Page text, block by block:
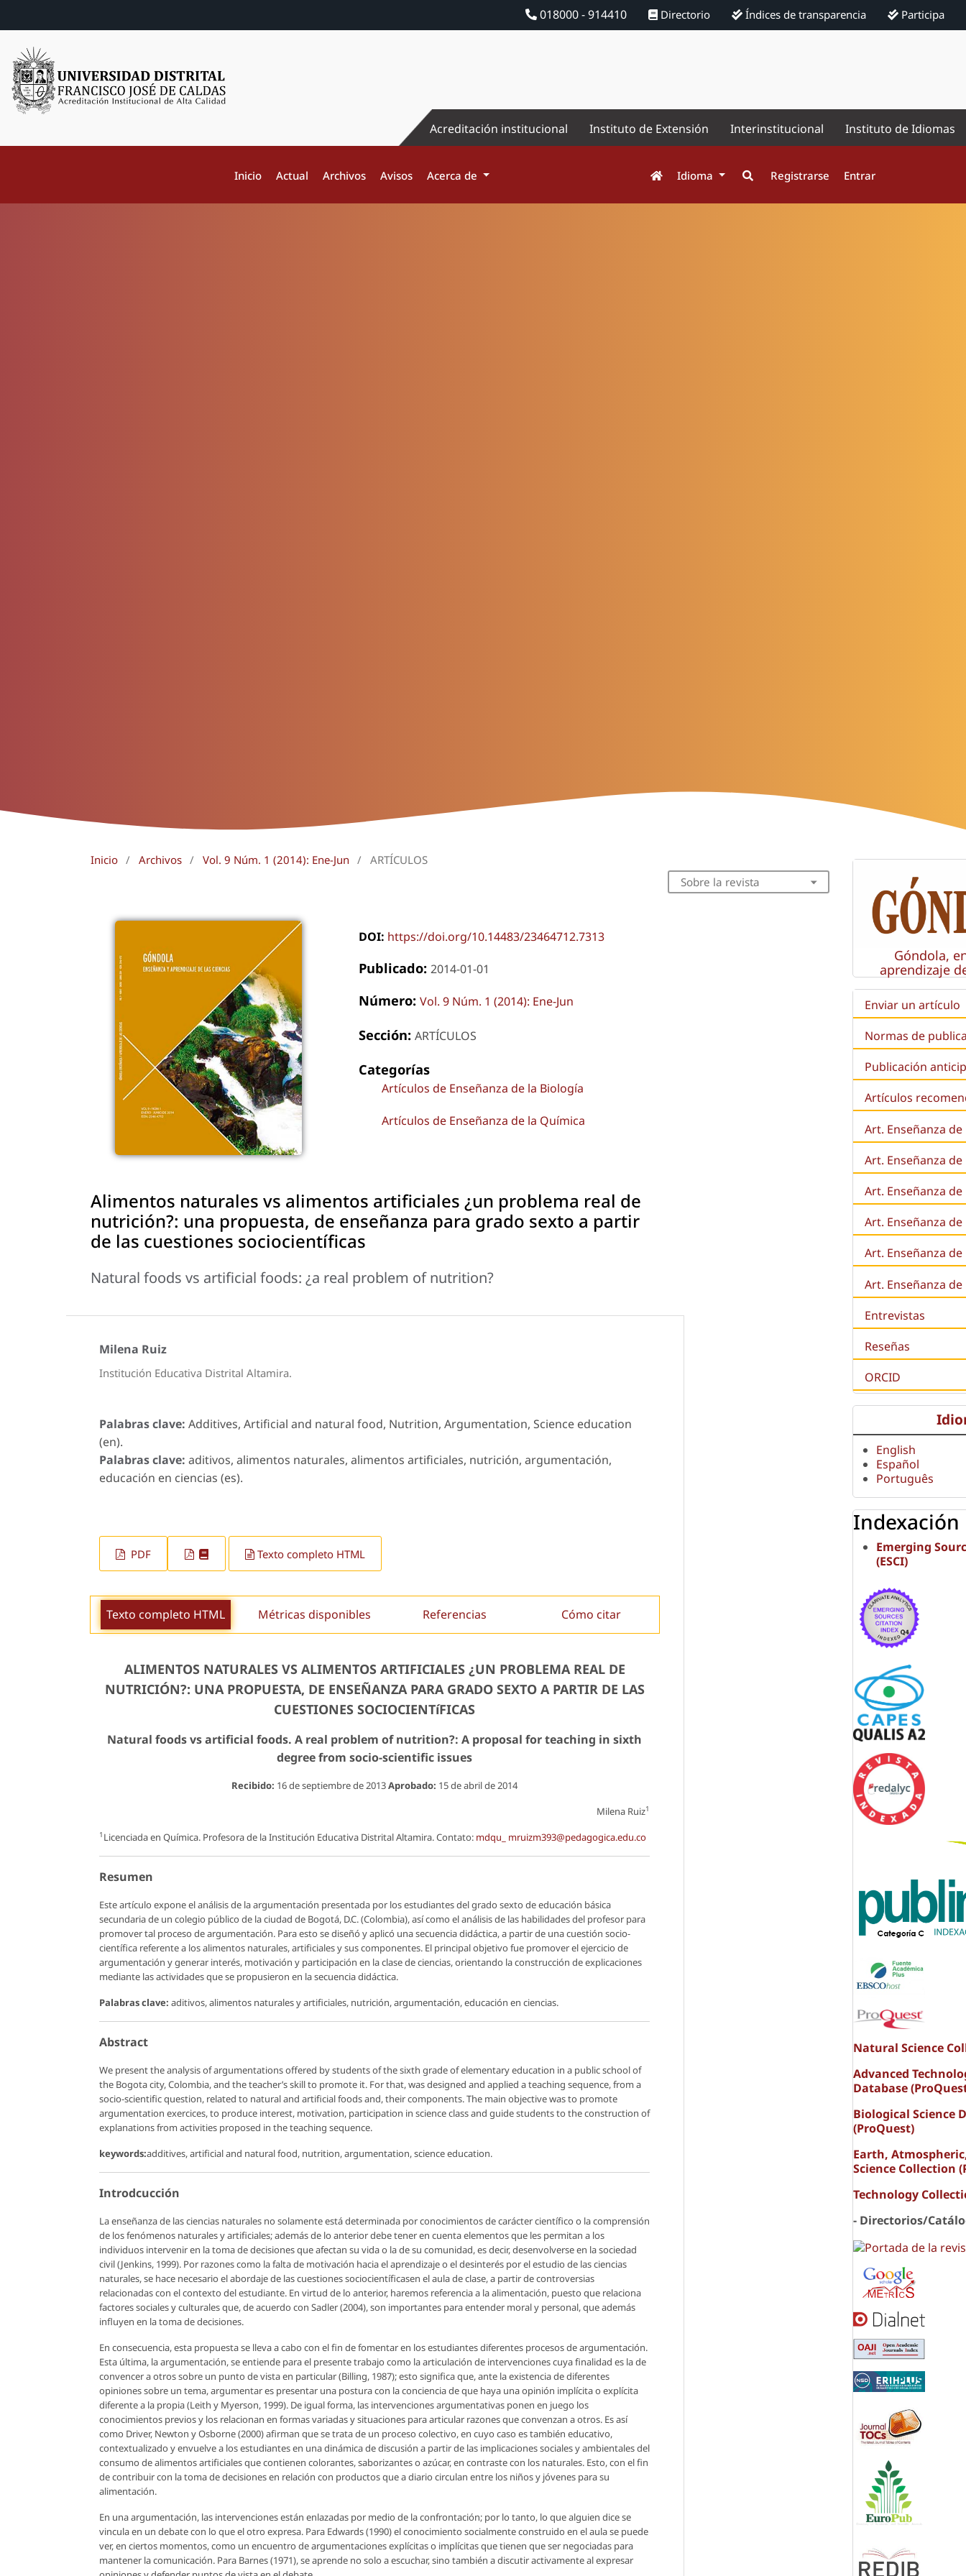
018000 - 914410 Directorio Índices de transparencia Participa
Acreditación institucional Instituto de Extensión Interinstitucional Instituto de Idiomas
Inicio Actual Archivos Avisos Acerca de Idioma Registrarse Entrar
Inicio / Archivos / Vol. 9 Núm. 1 (2014): Ene-Jun / ARTÍCULOS
DOI: https://doi.org/10.14483/23464712.7313
Publicado: 2014-01-01
Número: Vol. 9 Núm. 1 (2014): Ene-Jun
Sección: ARTÍCULOS
Categorías
Artículos de Enseñanza de la Biología
Artículos de Enseñanza de la Química
Alimentos naturales vs alimentos artificiales ¿un problema real de
nutrición?: una propuesta, de enseñanza para grado sexto a partir
de las cuestiones sociocientíficas
Natural foods vs artificial foods: ¿a real problem of nutrition?
Milena Ruiz
Institución Educativa Distrital Altamira.
Palabras clave: Additives, Artificial and natural food, Nutrition, Argumentation, Science education
(en).
Palabras clave: aditivos, alimentos naturales, alimentos artificiales, nutrición, argumentación,
educación en ciencias (es).
PDF Texto completo HTML
Texto completo HTML Métricas disponibles Referencias Cómo citar
ALIMENTOS NATURALES VS ALIMENTOS ARTIFICIALES ¿UN PROBLEMA REAL DE
NUTRICIÓN?: UNA PROPUESTA, DE ENSEÑANZA PARA GRADO SEXTO A PARTIR DE LAS
CUESTIONES SOCIOCIENTíFICAS
Natural foods vs artificial foods. A real problem of nutrition?: A proposal for teaching in sixth
degree from socio-scientific issues
Recibido: 16 de septiembre de 2013Aprobado: 15 de abril de 2014
Milena Ruiz1
1 Licenciada en Química. Profesora de la Institución Educativa Distrital Altamira. Contato: mdqu_ mruizm393@pedagogica.edu.co
Resumen
Este artículo expone el análisis de la argumentación presentada por los estudiantes del grado sexto de educación básica
secundaria de un colegio público de la ciudad de Bogotá, D.C. (Colombia), así como el análisis de las habilidades del profesor para
promover tal proceso de argumentación. Para esto se diseñó y aplicó una secuencia didáctica, a partir de una cuestión socio-
científica referente a los alimentos naturales, artificiales y sus componentes. El principal objetivo fue promover el ejercicio de
argumentación y generar interés, motivación y participación en la clase de ciencias, orientando la construcción de explicaciones
mediante las actividades que se propusieron en la secuencia didáctica.
Palabras clave: aditivos, alimentos naturales y artificiales, nutrición, argumentación, educación en ciencias.
Abstract
We present the analysis of argumentations offered by students of the sixth grade of elementary education in a public school of
the Bogota city, Colombia, and the teacher’s skill to promote it. For that, was designed and applied a teaching sequence, from a
socio-scientific question, related to natural and artificial foods and, their components. The main objective was to promote
argumentation exercices, to produce interest, motivation, participation in science class and guide students to the construction of
explanations from activities proposed in the teaching sequence.
keywords:additives, artificial and natural food, nutrition, argumentation, science education.
Introdcucción
La enseñanza de las ciencias naturales no solamente está determinada por conocimientos de carácter científico o la comprensión
de los fenómenos naturales y artificiales; además de lo anterior debe tener en cuenta elementos que les permitan a los
individuos intervenir en la toma de decisiones que afectan su vida o la de su comunidad, es decir, desenvolverse en la sociedad
civil (Jenkins, 1999). Por razones como la falta de motivación hacia el aprendizaje o el desinterés por el estudio de las ciencias
naturales, se hace necesario el abordaje de las cuestiones sociocientíficasen el aula de clase, a partir de controversias
relacionadas con el contexto del estudiante. En virtud de lo anterior, haremos referencia a la alimentación, puesto que relaciona
factores sociales y culturales que, de acuerdo con Sadler (2004), son importantes para entender moral y personal, que además
influyen en la toma de decisiones.
En consecuencia, esta propuesta se lleva a cabo con el fin de fomentar en los estudiantes diferentes procesos de argumentación.
Esta última, la argumentación, se entiende para el presente trabajo como la articulación de intervenciones cuya finalidad es la de
convencer a otros sobre un punto de vista en particular (Billing, 1987); esto significa que, ante la existencia de diferentes
opiniones sobre un tema, argumentar es presentar una postura con la conciencia de que haya una opinión implícita o explícita
diferente a la propia (Leith y Myerson, 1999). De igual forma, las intervenciones argumentativas ponen en juego los
conocimientos previos y los relacionan en formas variadas y situaciones para articular razones que convenzan a otros. Es así
como Driver, Newton y Osborne (2000) afirman que se trata de un proceso colectivo, en cuyo caso es también educativo,
contextualizado y envuelve a los estudiantes en una dinámica de discusión a partir de las implicaciones sociales y ambientales del
consumo de alimentos artificiales que contienen colorantes, saborizantes o azúcar, en contraste con los naturales. Esto, con el fin
de contribuir con la toma de decisiones en relación con productos que a diario circulan entre los niños y jóvenes para su
alimentación.
En una argumentación, las intervenciones están enlazadas por medio de la confrontación; por lo tanto, lo que alguien dice se
vincula en un debate con lo que el otro expresa. Para Edwards (1990) el conocimiento socialmente construido en el aula se puede
ver, en ciertos momentos, como un encuentro de argumentaciones explícitas o implícitas que tienen que ser negociadas para
mantener la comunicación. Para Barnes (1971), se aprende no solo a escuchar, sino también a discutir activamente al expresar
Sobre la revista
Góndola,
aprendizaje
Enviar un artículo
Normas de
Publicación
Artículos
Art. Enseñanza
Art. Enseñanza
Art. Enseñanza de
Art. Enseñanza de
Art. Enseñanza
Art. Enseñanza
Entrevistas
Reseñas
ORCID
English
Español
Português
Indexación
Emerging
(ESCI)
Natural Science
Advanced
Database
Biological Science
(ProQuest)
Earth,
Science Collection
Technology
- Directorios/